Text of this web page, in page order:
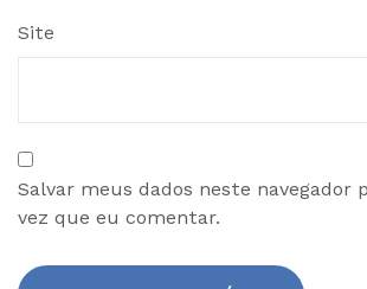
Site
Salvar meus dados neste navegador
vez que eu comentar.